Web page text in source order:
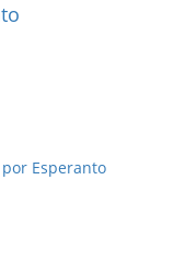
Esperanto